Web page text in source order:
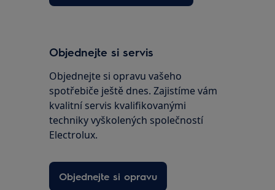
Objednejte si servis
Objednejte si opravu vašeho
spotřebiče ještě dnes. Zajistíme vám
kvalitní servis kvalifikovanými
techniky vyškolených společností
Electrolux.
Objednejte si opravu